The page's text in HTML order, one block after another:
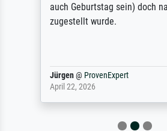
auch Geburtstag sein) doch
zugestellt wurde.
Jürgen@ ProvenExpert
April 22, 2026